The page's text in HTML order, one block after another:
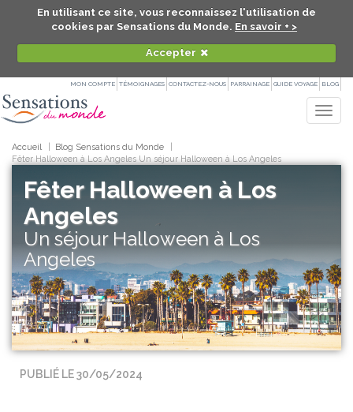
En utilisant ce site, vous reconnaissez l'utilisation de
cookies par Sensations du Monde. En savoir + >
Accepter
MON COMPTE TÉMOIGNAGES CONTACTEZ-NOUS PARRAINAGE GUIDE VOYAGE BLOG
Accueil
Blog Sensations du Monde
Fêter Halloween à Los Angeles Un séjour Halloween à Los Angeles
Fêter Halloween à Los
Angeles
Un séjour Halloween à Los
Angeles
PUBLIÉ LE 30/05/2024